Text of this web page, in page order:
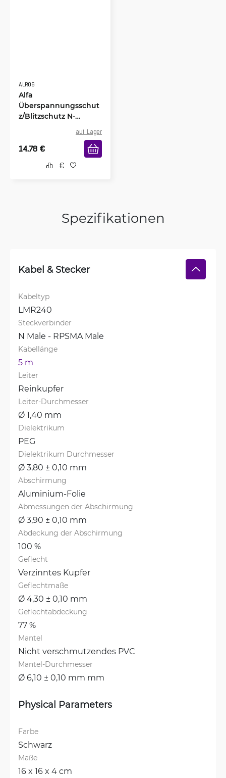
ALR06
Alfa
Überspannungsschut
z/Blitzschutz N-
auf Lager
14.78 €
Spezifikationen
Kabel & Stecker
Kabeltyp
LMR240
Steckverbinder
N Male - RPSMA Male
Kabellänge
5 m
Leiter
Reinkupfer
Leiter-Durchmesser
Ø 1,40 mm
Dielektrikum
PEG
Dielektrikum Durchmesser
Ø 3,80 ± 0,10 mm
Abschirmung
Aluminium-Folie
Abmessungen der Abschirmung
Ø 3,90 ± 0,10 mm
Abdeckung der Abschirmung
100 %
Geflecht
Verzinntes Kupfer
Geflechtmaße
Ø 4,30 ± 0,10 mm
Geflechtabdeckung
77 %
Mantel
Nicht verschmutzendes PVC
Mantel-Durchmesser
Ø 6,10 ± 0,10 mm mm
Physical Parameters
Farbe
Schwarz
Maße
16 x 16 x 4 cm